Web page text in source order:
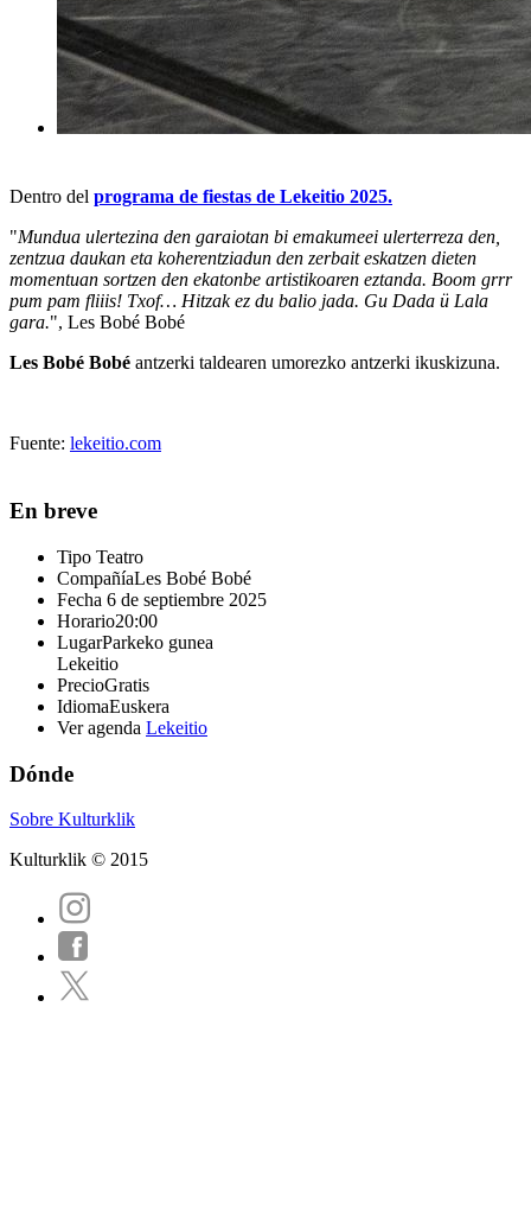
Dentro del programa de fiestas de Lekeitio 2025.
"Mundua ulertezina den garaiotan bi emakumeei ulerterreza den,
zentzua daukan eta koherentziadun den zerbait eskatzen dieten
momentuan sortzen den ekatonbe artistikoaren eztanda. Boom grrr
pum pam fliiis! Txof… Hitzak ez du balio jada. Gu Dada ü Lala
gara.", Les Bobé Bobé
Les Bobé Bobé antzerki taldearen umorezko antzerki ikuskizuna.
Fuente: lekeitio.com
En breve
Tipo Teatro
CompañíaLes Bobé Bobé
Fecha 6 de septiembre 2025
Horario20:00
LugarParkeko gunea
Lekeitio
PrecioGratis
IdiomaEuskera
Ver agenda Lekeitio
Dónde
Sobre Kulturklik
Kulturklik © 2015